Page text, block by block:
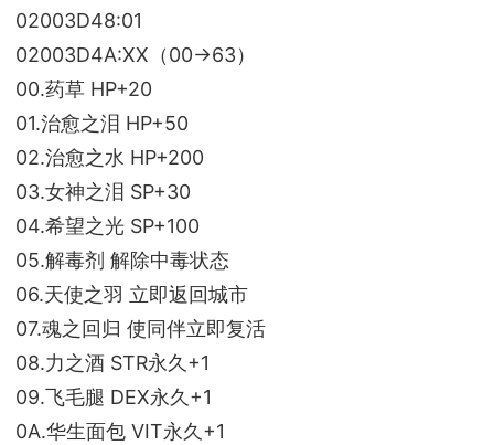
02003D48:01
02003D4A:XX（00→63）
00.药草 HP+20
01.治愈之泪 HP+50
02.治愈之水 HP+200
03.女神之泪 SP+30
04.希望之光 SP+100
05.解毒剂 解除中毒状态
06.天使之羽 立即返回城市
07.魂之回归 使同伴立即复活
08.力之酒 STR永久+1
09.飞毛腿 DEX永久+1
0A.华生面包 VIT永久+1